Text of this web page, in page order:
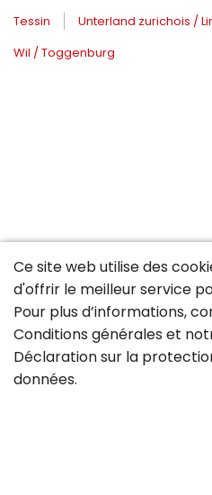
Tessin
Unterland zurichois /
Wil / Toggenburg
Ce site web utilise des
d'offrir le meilleur service
Pour plus d’informations,
Conditions générales et
Déclaration sur la
données.